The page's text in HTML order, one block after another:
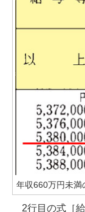
年収660万円未満
2行目の式［